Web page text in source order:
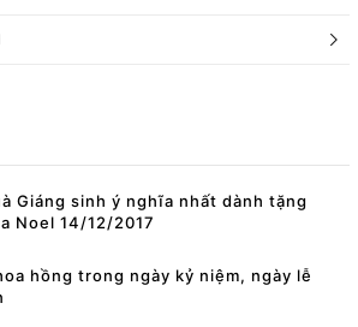
Giáng sinh ý nghĩa nhất dành tặng
Noel 14/12/2017
hồng trong ngày kỷ niệm, ngày lễ